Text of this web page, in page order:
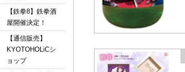
【鉄拳8】鉄拳酒
屋開催決定！
【通信販売】
KYOTOHOLiCシ
ョップ